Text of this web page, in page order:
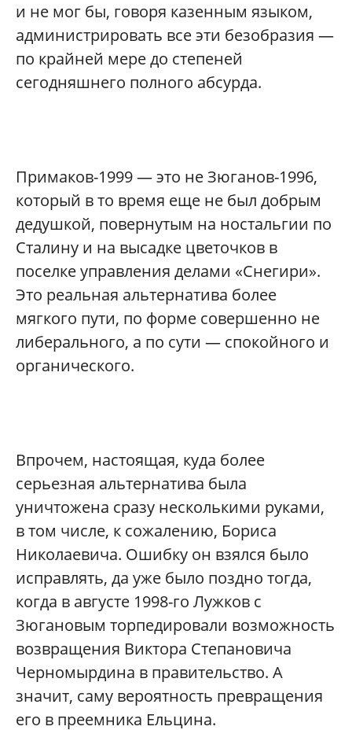
и не мог бы, говоря казенным языком,
администрировать все эти безобразия —
по крайней мере до степеней
сегодняшнего полного абсурда.
Примаков-1999 — это не Зюганов-1996,
который в то время еще не был добрым
дедушкой, повернутым на ностальгии по
Сталину и на высадке цветочков в
поселке управления делами «Снегири».
Это реальная альтернатива более
мягкого пути, по форме совершенно не
либерального, а по сути — спокойного и
органического.
Впрочем, настоящая, куда более
серьезная альтернатива была
уничтожена сразу несколькими руками,
в том числе, к сожалению, Бориса
Николаевича. Ошибку он взялся было
исправлять, да уже было поздно тогда,
когда в августе 1998-го Лужков с
Зюгановым торпедировали возможность
возвращения Виктора Степановича
Черномырдина в правительство. А
значит, саму вероятность превращения
его в преемника Ельцина.